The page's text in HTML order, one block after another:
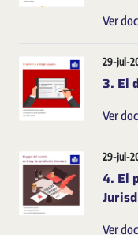
Ver
29-jul-
3. El
Ver
29-jul-
4. El
Ver